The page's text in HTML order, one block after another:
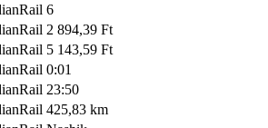
6
2 894,39 Ft
5 143,59 Ft
0:01
23:50
425,83 km